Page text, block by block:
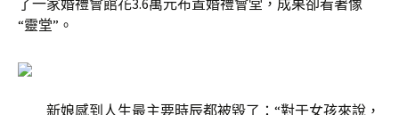
了一家婚禮會館花3.6萬元布置婚禮會堂，成果卻看著像
“靈堂”。
新娘感到人生最主要時辰都被毀了：“對于女孩來說，